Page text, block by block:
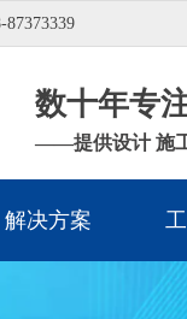
数十年专
——提供设计 施
解决方案